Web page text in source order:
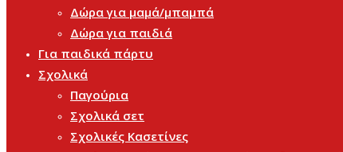
Δώρα για μαμά/μπαμπά
Δώρα για παιδιά
Για παιδικά πάρτυ
Σχολικά
Παγούρια
Σχολικά σετ
Σχολικές Κασετίνες